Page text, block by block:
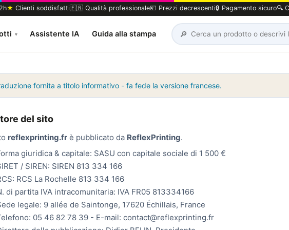
★ Clienti soddisfatti🇫🇷 Qualità professionale💶 Prezzi decrescenti🔒 Pagamento sicuro🔍
▾ Assistente IA Guida alla stampa 🔎
fornita a titolo informativo - fa fede la versione francese.
del sito
reflexprinting.fr è pubblicato da ReflexPrinting.
giuridica & capitale: SASU con capitale sociale di 1 500 €
/ SIREN: SIREN 813 334 166
RCS La Rochelle 813 334 166
di partita IVA intracomunitaria: IVA FR05 813334166
legale: 9 allée de Saintonge, 17620 Échillais, France
05 46 82 78 39 - E-mail: contact@reflexprinting.fr